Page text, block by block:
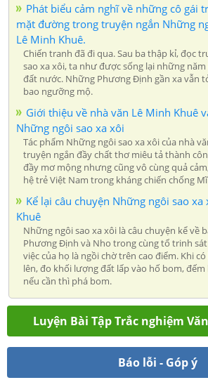
Phát biểu cảm nghĩ về những cô gái
mặt đường trong truyện ngắn Những
Lê Minh Khuê.
Chiến tranh đã đi qua. Sau ba thập kỉ, đọc
sao xa xôi, ta như được sống lại những
đất nước. Những Phương Định gần xa vẫn
bao ngưỡng mộ.
Giới thiệu về nhà văn Lê Minh Khuê
Những ngôi sao xa xôi
Tác phẩm Những ngôi sao xa xôi của nhà
truyện ngắn đầy chất thơ miêu tả thành
đầy mơ mộng nhưng cũng vô cùng quả
hệ trẻ Việt Nam trong kháng chiến chống
Kể lại câu chuyện Những ngôi sao xa
Khuê
Những ngôi sao xa xôi là câu chuyện kể về
Phương Định và Nho trong cùng tổ trinh
việc của họ là ngồi chờ trên cao điểm. Khi
lên, đo khối lượng đất lấp vào hố bom,
nếu cần thì phá bom.
Luyện Bài Tập Trắc nghiệm
Báo lỗi - Góp ý